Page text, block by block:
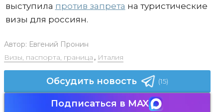
выступила против запрета на туристические
визы для россиян.
Автор: Евгений Пронин
Визы, паспорта, граница , Италия
Обсудить новость (15)
Подписаться в MAX